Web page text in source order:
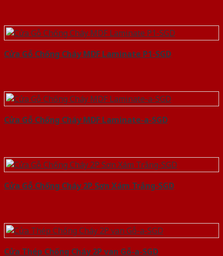
Cửa Gỗ Chống Cháy MDF Laminate P1-SGD
Cửa Gỗ Chống Cháy MDF Laminate-a-SGD
Cửa Gỗ Chống Cháy 2P Sơn Xám Trắng-SGD
Cửa Thép Chống Cháy 2P van Gỗ-a-SGD